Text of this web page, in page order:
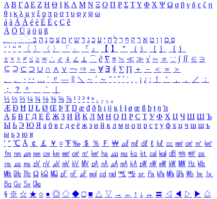
Α Β ΓΔ Ε Ζ Η Θ Ι ΚΛ Μ Ν Ξ Ο Π Ρ Σ ΤΥ Φ Χ Ψ Ω α β γ δ ε ζ η
θ ι κ λ μ ν ξ ο π ρ σ τ υ φ χ ψ ω
á à Á À é è É È ç Ç ê
Ä Ö Ü ä ö ü ß
ִֶֹ ֻּ ׁׂ פ ם ן ו ט א ר ק ף ך ל ח י ע כ ג ד ש ץ ת צ מ נ ה ב
‘ ’ “ ” 〔 〕 〈 〉 「 」 『 』 【 】 ＂ （ ） ［ ］ ｛ ｝
± × ÷ ≠ ≤ ≥ ∞ ∴ ♂ ♀ ∠ ⊥ ⌒ ∂ ∇ ≡ ≒ ≪ ≫ √ ∽ ∝ ∵ ∫ ∬ ∈ ∋
⊆ ⊇ ⊂ ⊃ ∪ ∩ ∧ ∨ ￢ ⇒ ⇔ ∀ ∃ ∮ ∑ ∏ ＋ － ＜ ＝
＞
、
。 · ‥ … ¨ 〃 ― ＼ ∼ ´ ～ ˇ ˘ ˝ ˚ ˙ ¸ ¡ ¿ ː ！ ＇ ， ． ／
：
；
？ ＾ ｀
½ ⅓ ⅔ ¼ ¾ ⅛ ⅜ ⅝ ⅞ ¹ ² ³ ⁴ ⁿ ₁ ₂ ₃ ₄
Æ Ð Ħ Ĳ Ł Ø Œ Þ Ŧ Ŋ æ đ ð ħ ı ĳ ĸ ŀ ł ø œ ß þ ŧ ŋ ŉ
А Б В Г Д Е Ё Ж З И Й К Л М Н О П Р С Т У Ф Х Ц Ч Ш Щ Ъ
Ы Ь Э Ю Я а б в г д е ё ж з и й к л м н о п р с т у ф х ц ч ш щ ъ
ы ь э ю я
′ ″ ℃ Å ￠ ￡ ￥ ¤ ℉ ‰ ＄ ％ Ｆ ￦ ㎕ ㎖ ㎗ ℓ ㎘ ㏄ ㎣ ㎤ ㎥ ㎦
㎙ ㎚ ㎛ ㎜ ㎝ ㎞ ㎟ ㎠ ㎡ ㎢ ㏊ ㎍ ㎎ ㎏ ㏏ ㎈ ㎉ ㏈ ㎧ ㎨ ㎰
㎱ ㎲ ㎳ ㎴ ㎵ ㎶ ㎷ ㎸ ㎹ ㎀ ㎁ ㎂ ㎃ ㎄ ㎺ ㎻ ㎽ ㎾ ㎿ ㎐ ㎑
㎒ ㎓ ㎔ Ω ㏀ ㏁ ㎊ ㎋ ㎌ ㏖ ㏅ ㎭ ㎮ ㎯ ㏛ ㎩ ㎪ ㎫ ㎬ ㏝ ㏐
㏓
㏃ ㏉ ㏜ ㏆
§ ※ ☆ ★ ○ ● ◎ ◇ ◆ □ ■ △ ▽ → ← ↑ ↓ ↔ 〓 ◁ ◀ ▷ ▶ ♤